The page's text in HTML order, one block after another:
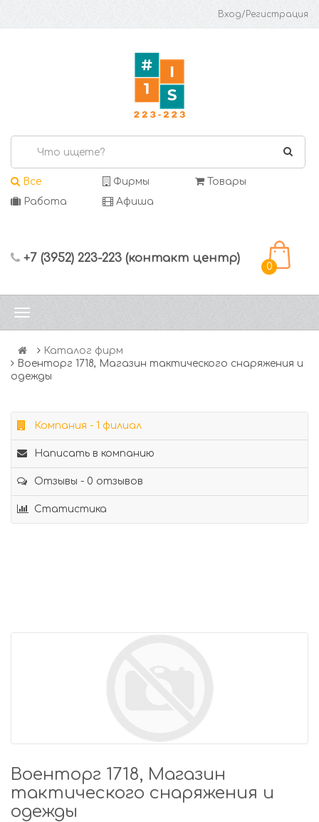
Вход/Регистрация
Все Фирмы
Товары
Работа
Афиша
+7 (3952) 223-223 (контакт центр)
0
Каталог фирм
Военторг 1718, Магазин тактического снаряжения и
одежды
Компания - 1 филиал
Написать в компанию
Отзывы - 0 отзывов
Статистика
Военторг 1718, Магазин
тактического снаряжения и
одежды